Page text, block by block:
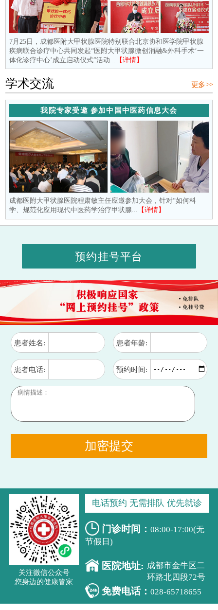
7月25日，成都医附大甲状腺医院特别联合北京协和医学院甲状腺
疾病联合诊疗中心共同发起“医附大甲状腺微创消融&外科手术‘一
体化诊疗中心’成立启动仪式”活动...
【详情】
学术交流 更多 >>
我院专家受邀 参加中国中医药信息大会
成都医附大甲状腺医院程肃敏主任应邀参加大会，针对“如何科
学、规范化应用现代中医药学治疗甲状腺... 【详情】
预约挂号平台
患者姓名: 患者年龄:
患者电话: 预约时间:
加密提交
关注微信公众号
您身边的健康管家
电话预约 无需排队 优先就诊
门诊时间：08:00-17:00(无
节假日)
医院地址: 成都市金牛区二
环路北四段72号
免费电话：028-65718655